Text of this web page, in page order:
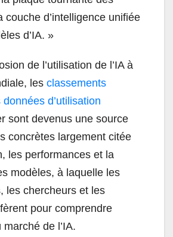
couche d’intelligence unifiée
d’IA. »
de l’utilisation de l’IA à
les classements
d’utilisation
sont devenus une source
concrètes largement citée
les performances et la
modèles, à laquelle les
les chercheurs et les
pour comprendre
marché de l’IA.